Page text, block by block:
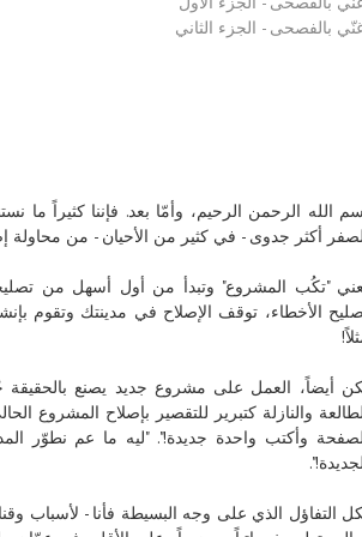
بالفصحى - الجزء الثاني
الله الرحمن الرحيم، وأمّا بعد. فإننا كثيراً ما
أكثر جدوى - في كثير من الأحيان - من محاولة
"تكُب المشروع" وتبدأ من أول أسهل من
الأخطاء، توقف الإصلاح في مدينتك وتقوم
أيضاً، العمل على مشروع جديد يصنع
والنازلة كتبرير للتقصير بإصلاح المشروع
وأكتب واحدة جديدة!". "ليه ما عم نطوّر
التفاؤل الذي على وجه البسيطة فأنا - لأسباب